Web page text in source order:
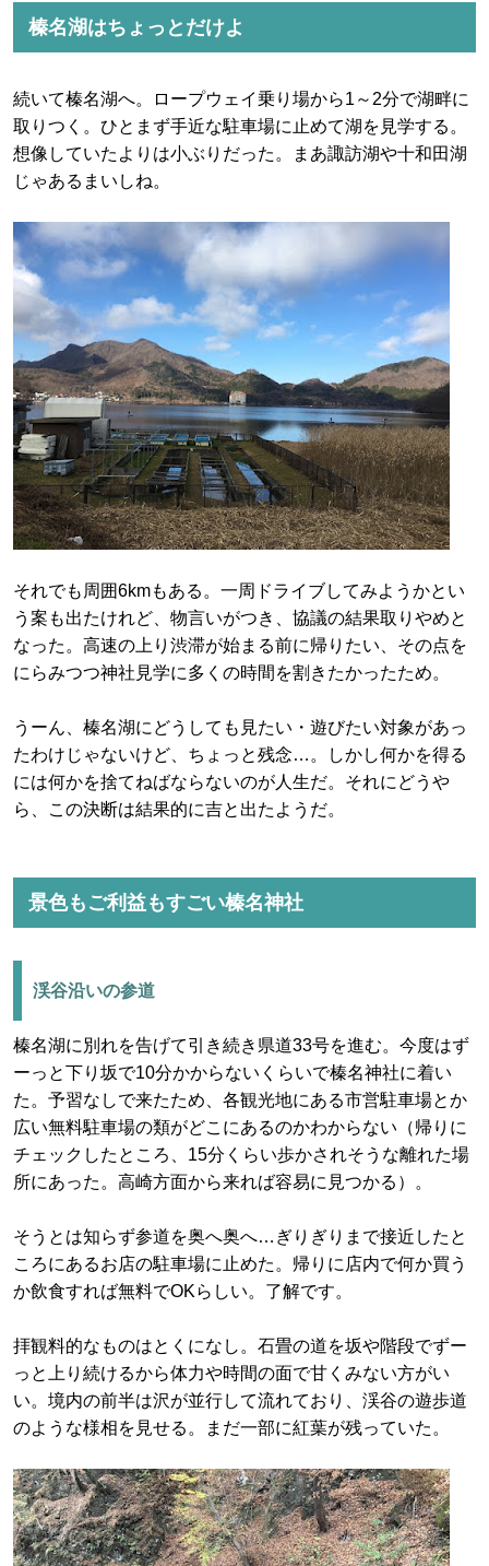
榛名湖はちょっとだけよ
続いて榛名湖へ。ロープウェイ乗り場から1～2分で湖畔に
取りつく。ひとまず手近な駐車場に止めて湖を見学する。
想像していたよりは小ぶりだった。まあ諏訪湖や十和田湖
じゃあるまいしね。
それでも周囲6kmもある。一周ドライブしてみようかとい
う案も出たけれど、物言いがつき、協議の結果取りやめと
なった。高速の上り渋滞が始まる前に帰りたい、その点を
にらみつつ神社見学に多くの時間を割きたかったため。
うーん、榛名湖にどうしても見たい・遊びたい対象があっ
たわけじゃないけど、ちょっと残念…。しかし何かを得る
には何かを捨てねばならないのが人生だ。それにどうや
ら、この決断は結果的に吉と出たようだ。
景色もご利益もすごい榛名神社
渓谷沿いの参道
榛名湖に別れを告げて引き続き県道33号を進む。今度はず
ーっと下り坂で10分かからないくらいで榛名神社に着い
た。予習なしで来たため、各観光地にある市営駐車場とか
広い無料駐車場の類がどこにあるのかわからない（帰りに
チェックしたところ、15分くらい歩かされそうな離れた場
所にあった。高崎方面から来れば容易に見つかる）。
そうとは知らず参道を奥へ奥へ…ぎりぎりまで接近したと
ころにあるお店の駐車場に止めた。帰りに店内で何か買う
か飲食すれば無料でOKらしい。了解です。
拝観料的なものはとくになし。石畳の道を坂や階段でずー
っと上り続けるから体力や時間の面で甘くみない方がい
い。境内の前半は沢が並行して流れており、渓谷の遊歩道
のような様相を見せる。まだ一部に紅葉が残っていた。